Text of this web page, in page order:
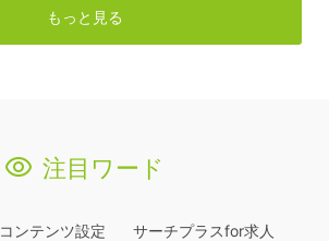
もっと見る
注目ワード
コンテンツ設定
サーチプラスfor求人